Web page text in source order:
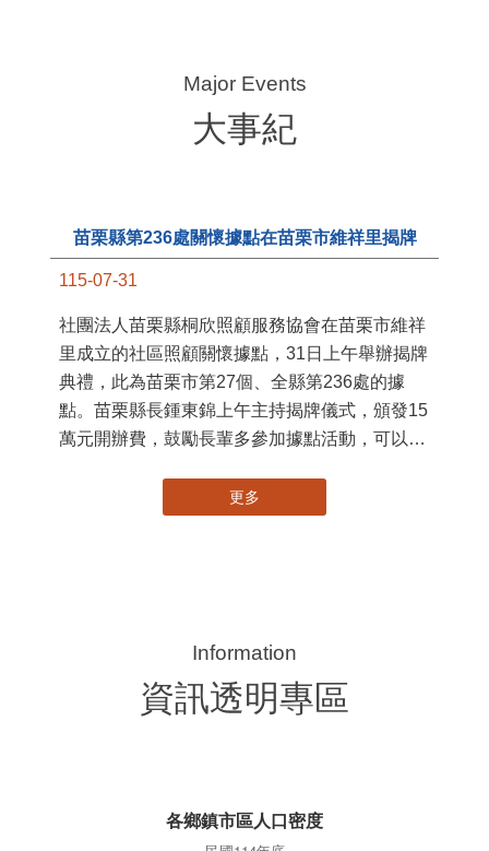
大事紀
苗栗縣第236處關懷據點在苗栗市維祥里揭牌
115-07-31
社團法人苗栗縣桐欣照顧服務協會在苗栗市維祥
里成立的社區照顧關懷據點，31日上午舉辦揭牌
典禮，此為苗栗市第27個、全縣第236處的據
點。苗栗縣長鍾東錦上午主持揭牌儀式，頒發15
萬元開辦費，鼓勵長輩多參加據點活動，可以更
更多
資訊透明專區